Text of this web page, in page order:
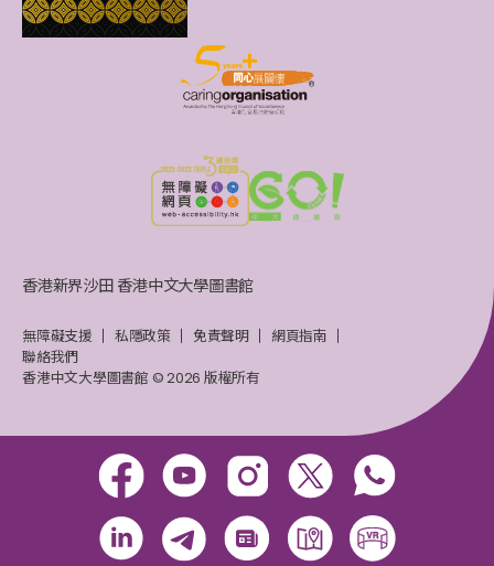
香港新界沙田 香港中文大學圖書館
無障礙支援 私隱政策 免責聲明
網頁指南
聯絡我們
香港中文大學圖書館 © 2026 版權所有